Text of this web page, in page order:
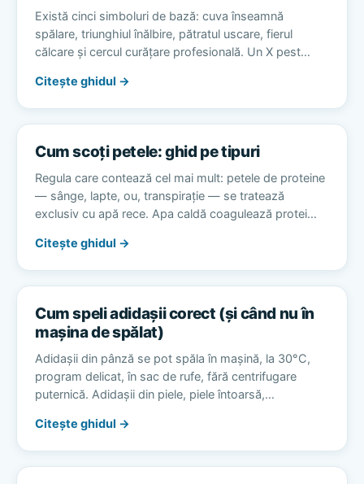
Există cinci simboluri de bază: cuva înseamnă
spălare, triunghiul înălbire, pătratul uscare, fierul
călcare și cercul curățare profesională. Un X pest…
Citește ghidul →
Cum scoți petele: ghid pe tipuri
Regula care contează cel mai mult: petele de proteine
— sânge, lapte, ou, transpirație — se tratează
exclusiv cu apă rece. Apa caldă coagulează protei…
Citește ghidul →
Cum speli adidașii corect (și când nu în
mașina de spălat)
Adidașii din pânză se pot spăla în mașină, la 30°C,
program delicat, în sac de rufe, fără centrifugare
puternică. Adidașii din piele, piele întoarsă,…
Citește ghidul →